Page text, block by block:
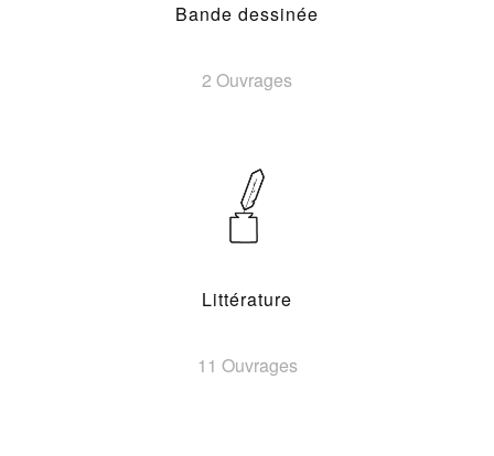
Bande dessinée
2 Ouvrages
Littérature
11 Ouvrages